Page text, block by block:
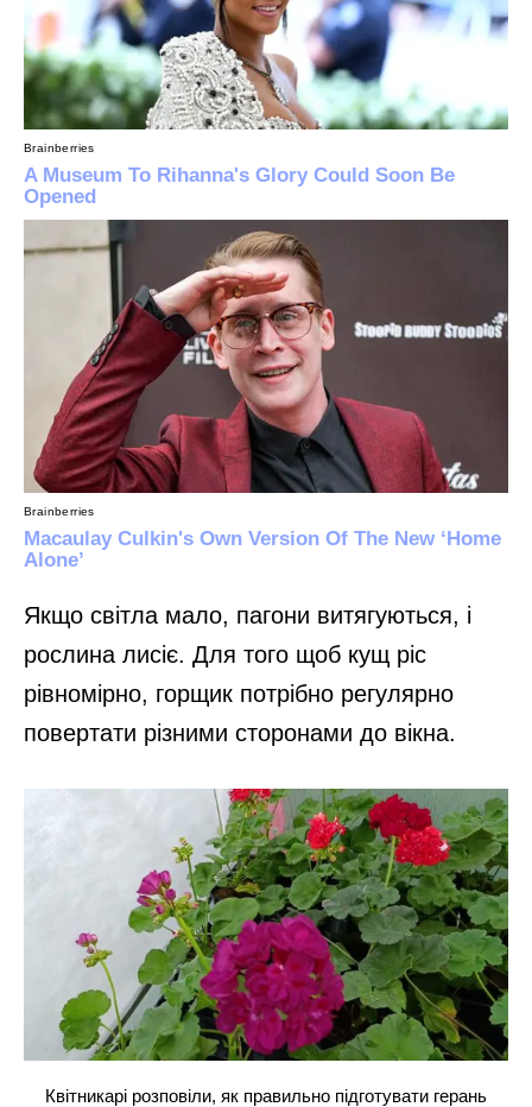
Якщо світла мало, пагони витягуються, і
рослина лисіє. Для того щоб кущ ріс
рівномірно, горщик потрібно регулярно
повертати різними сторонами до вікна.
Квітникарі розповіли, як правильно підготувати герань